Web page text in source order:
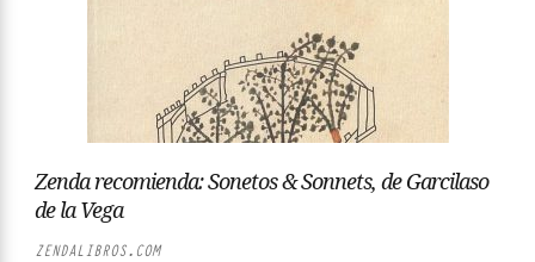
Zenda recomienda: Sonetos & Sonnets, de Garcilaso
de la Vega
ZENDALIBROS.COM